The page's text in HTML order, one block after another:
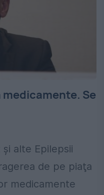
Se
alte Epilepsii
de pe piaţa
medicamente